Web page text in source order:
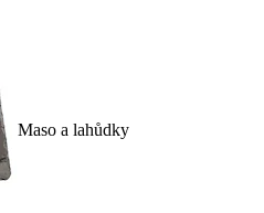
Maso a lahůdky